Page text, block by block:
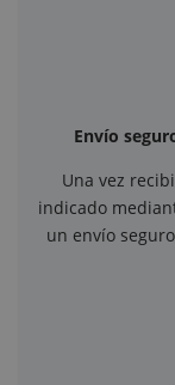
Envío
Una vez
indicado
un envío